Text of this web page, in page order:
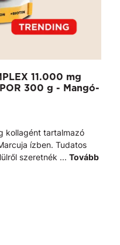
11.000 mg
300 g - Mangó-
kollagént tartalmazó
ízben. Tudatos
szeretnék ... Tovább